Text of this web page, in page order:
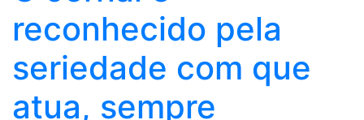
reconhecido pela
seriedade com que
atua, sempre